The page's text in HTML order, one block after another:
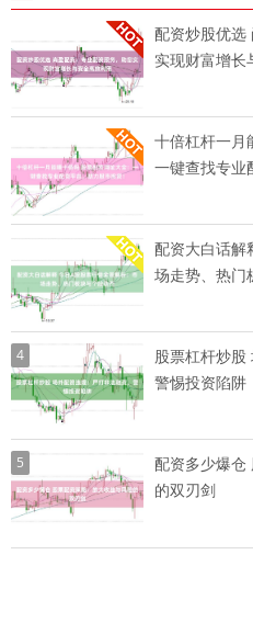
配资炒股优选
实现财富增长
十倍杠杆一月
一键查找专业
配资大白话解
场走势、热门
4
股票杠杆炒股
警惕投资陷阱
5
配资多少爆仓
的双刃剑